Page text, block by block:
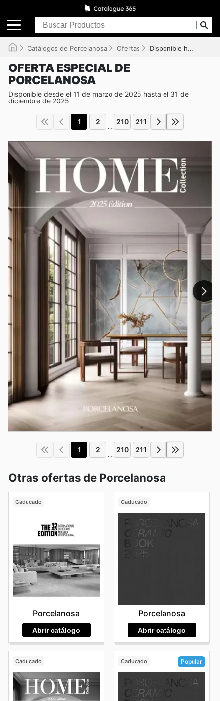
Catálogos de Porcelanosa Ofertas Disponible hasta el 31/12/2025
OFERTA ESPECIAL DE
PORCELANOSA
Disponible desde el 11 de marzo de 2025 hasta el 31 de
diciembre de 2025
1 2 ... 210 211
1 2 ... 210 211
Otras ofertas de Porcelanosa
Caducado
Porcelanosa
Abrir catálogo
Caducado
Porcelanosa
Abrir catálogo
Caducado Caducado Popular